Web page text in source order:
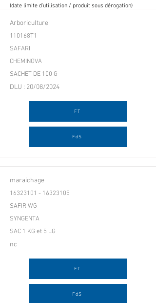
(date limite d'utilisation / produit sous dérogation)
Arboriculture
110168T1
SAFARI
CHEMINOVA
SACHET DE 100 G
DLU : 20/08/2024
FT
FdS
maraichage
16323101 - 16323105
SAFIR WG
SYNGENTA
SAC 1 KG et 5 LG
nc
FT
FdS